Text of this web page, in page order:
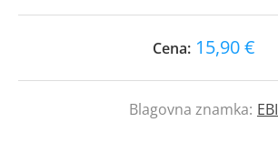
Cena: 15,90 €
Blagovna znamka: EBI